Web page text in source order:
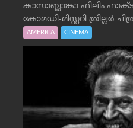
കാസാബ്ലാങ്കാ ഫിലിം
കോമഡി-മിസ്റ്ററി ത്രില്ലർ
AMERICA CINEMA